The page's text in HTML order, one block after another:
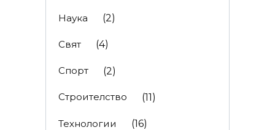
Наука (2)
Свят (4)
Спорт (2)
Строителство (11)
Технологии (16)